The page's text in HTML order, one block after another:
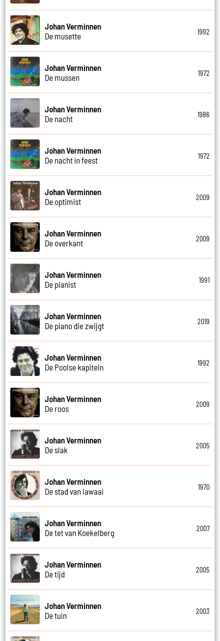
Johan Verminnen
De musette
1992
Johan Verminnen
De mussen
1972
Johan Verminnen
De nacht
1986
Johan Verminnen
De nacht in feest
1972
Johan Verminnen
De optimist
2009
Johan Verminnen
De overkant
2009
Johan Verminnen
De pianist
1991
Johan Verminnen
De piano die zwijgt
2019
Johan Verminnen
De Poolse kapitein
1992
Johan Verminnen
De roos
2009
Johan Verminnen
De slak
2005
Johan Verminnen
De stad van lawaai
1970
Johan Verminnen
De tet van Koekelberg
2007
Johan Verminnen
De tijd
2005
Johan Verminnen
De tuin
2003